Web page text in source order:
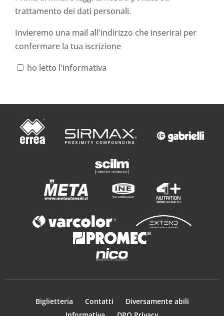
trattamento dei dati personali.
Invieremo una mail all'indirizzo che inserirai per
confermare la tua iscrizione
ho letto l'informativa
Biglietteria Contatti
Diversamente abili